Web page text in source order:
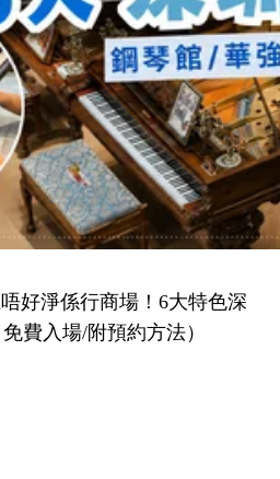
好淨係行商場！6大特色深
費入場/附預約方法）